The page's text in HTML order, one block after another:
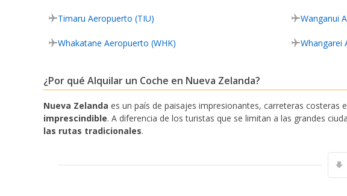
Timaru Aeropuerto (TIU) Wanganui
Whakatane Aeropuerto (WHK) Whangarei
¿Por qué Alquilar un Coche en Nueva Zelanda?
Nueva Zelanda es un país de paisajes impresionantes, carreteras costeras
imprescindible. A diferencia de los turistas que se limitan a las grandes
las rutas tradicionales.